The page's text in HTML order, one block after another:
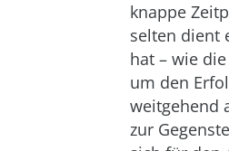
knappe
selten dient
hat – wie
um den
weitgehend
zur